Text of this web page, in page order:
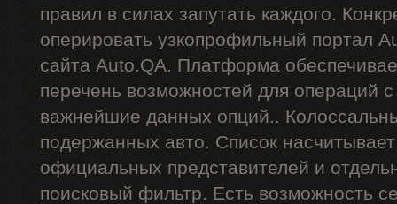
правил в силах запутать каждого.
оперировать узкопрофильный портал
сайта Auto.QA. Платформа
перечень возможностей для операций
важнейшие данных опций..
подержанных авто. Список
официальных представителей и
поисковый фильтр. Есть возможность